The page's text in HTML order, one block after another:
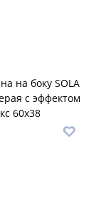
на боку SOLA
с эффектом
60х38